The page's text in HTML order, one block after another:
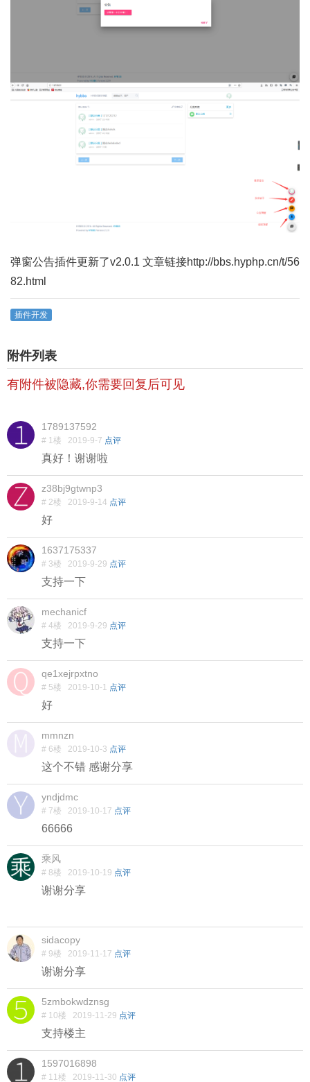
弹窗公告插件更新了v2.0.1 文章链接http://bbs.hyphp.cn/t/56
82.html
插件开发
附件列表
有附件被隐藏,你需要回复后可见
1789137592
# 1楼 2019-9-7 点评
真好！谢谢啦
z38bj9gtwnp3
# 2楼 2019-9-14 点评
好
1637175337
# 3楼 2019-9-29 点评
支持一下
mechanicf
# 4楼 2019-9-29 点评
支持一下
qe1xejrpxtno
# 5楼 2019-10-1 点评
好
mmnzn
# 6楼 2019-10-3 点评
这个不错 感谢分享
yndjdmc
# 7楼 2019-10-17 点评
66666
乘风
# 8楼 2019-10-19 点评
谢谢分享
sidacopy
# 9楼 2019-11-17 点评
谢谢分享
5zmbokwdznsg
# 10楼 2019-11-29 点评
支持楼主
1597016898
# 11楼 2019-11-30 点评